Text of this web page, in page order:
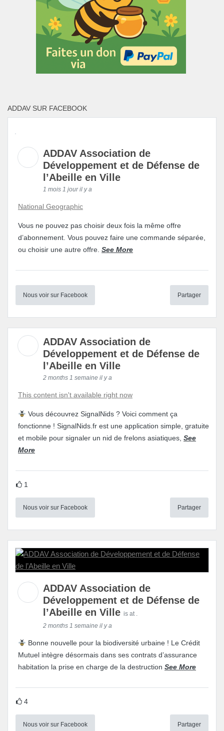
ADDAV SUR FACEBOOK
ADDAV Association de
Développement et de Défense de
l’Abeille en Ville
1 mois 1 jour il y a
National Geographic
Vous ne pouvez pas choisir deux fois la même offre
d’abonnement. Vous pouvez faire une commande séparée,
ou choisir une autre offre. See More
Nous voir sur Facebook Partager
ADDAV Association de
Développement et de Défense de
l’Abeille en Ville
2 months 1 semaine il y a
This content isn't available right now
Vous découvrez SignalNids ? Voici comment ça
fonctionne ! SignalNids.fr est une application simple, gratuite
et mobile pour signaler un nid de frelons asiatiques, See
More
1
Nous voir sur Facebook Partager
ADDAV Association de
Développement et de Défense de
l’Abeille en Ville is at .
2 months 1 semaine il y a
Bonne nouvelle pour la biodiversité urbaine ! Le Crédit
Mutuel intègre désormais dans ses contrats d’assurance
habitation la prise en charge de la destruction See More
4
Nous voir sur Facebook Partager